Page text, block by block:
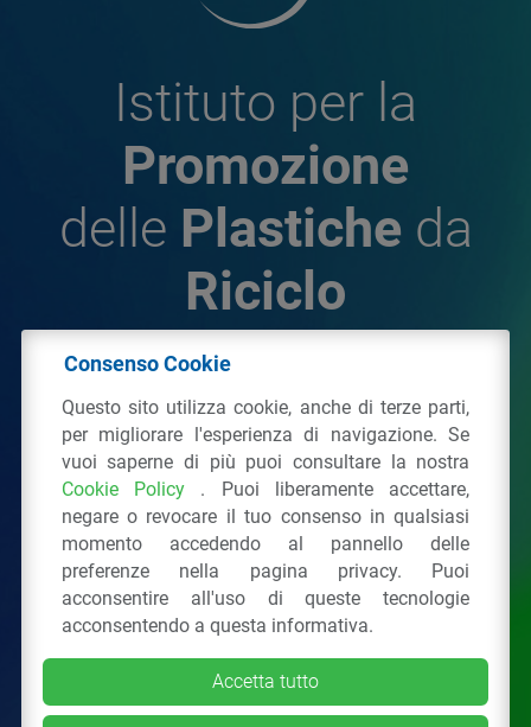
Istituto per la
Promozione
delle Plastiche da
Riciclo
Plastiche da Riciclo
C.F. 97381090154
Via San Vittore 36 20123Milano (MI)
Tel.: 02 43928225.
Tutti i diritti riservati Privacy Policy &Cookie
Consenso Cookie
Questo sito utilizza cookie, anche di terze parti,
per migliorare l'esperienza di navigazione. Se
vuoi saperne di più puoi consultare la nostra
Cookie Policy . Puoi liberamente accettare,
negare o revocare il tuo consenso in qualsiasi
momento accedendo al pannello delle
preferenze nella pagina privacy. Puoi
acconsentire all'uso di queste tecnologie
acconsentendo a questa informativa.
Accetta tutto